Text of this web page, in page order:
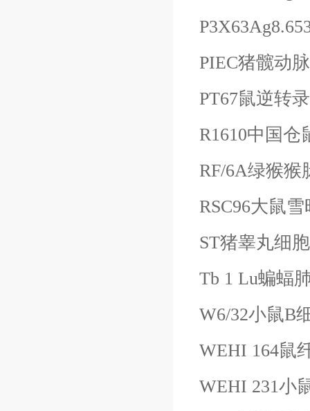
PIEC猪髋动
PT67鼠逆转
R1610中国仓
RF/6A绿猴猴
RSC96大鼠
ST猪睾丸细
Tb 1 Lu蝙蝠
W6/32小鼠B
WEHI 164鼠
WEHI 231小